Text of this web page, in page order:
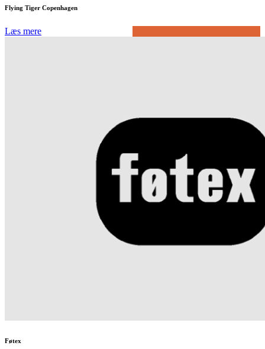
Flying Tiger Copenhagen
Læs mere
Føtex